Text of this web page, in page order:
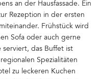
an der Hausfassade. Ein
Rezeption in der ersten
Frühstück wird
Sofa oder auch gerne
serviert, das Buffet ist
Spezialitäten
zu leckeren Kuchen